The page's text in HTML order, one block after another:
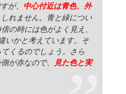
が、 中心付近は青色、外
れません。青と緑につい
の時には色がよく見え、
いかと考えています。そ
くるのでしょう。さら
が赤なので、 見た色と実